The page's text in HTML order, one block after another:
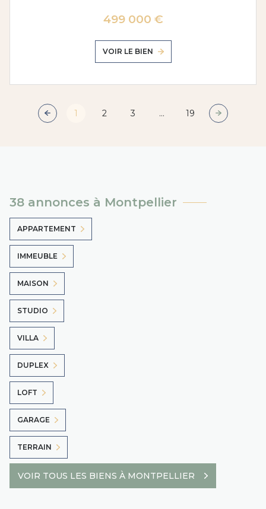
499 000 €
VOIR LE BIEN
1 2 3 ... 19
38 annonces à Montpellier
APPARTEMENT
IMMEUBLE
MAISON
STUDIO
VILLA
DUPLEX
LOFT
GARAGE
TERRAIN
VOIR TOUS LES BIENS À MONTPELLIER